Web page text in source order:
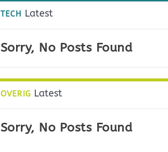
TECH Latest
Sorry, No Posts Found
OVERIG Latest
Sorry, No Posts Found